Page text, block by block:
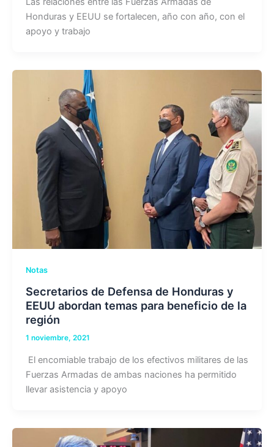
Honduras y EEUU se fortalecen, año con año, con el
apoyo y trabajo
Notas
Secretarios de Defensa de Honduras y
EEUU abordan temas para beneficio de la
región
1 noviembre, 2021
El encomiable trabajo de los efectivos militares de las
Fuerzas Armadas de ambas naciones ha permitido
llevar asistencia y apoyo